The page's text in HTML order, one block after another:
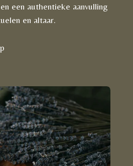
een authentieke aanvulling
en altaar.